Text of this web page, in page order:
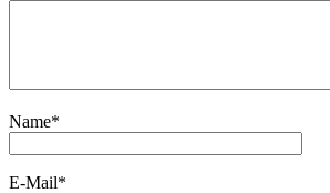
Name*
E-Mail*